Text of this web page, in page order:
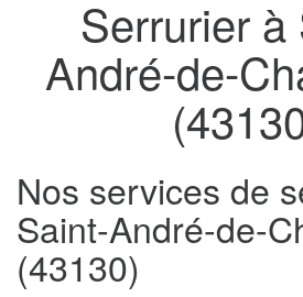
Serrurier à
André-de-
Nos services de
Saint-André-de-
(43130)